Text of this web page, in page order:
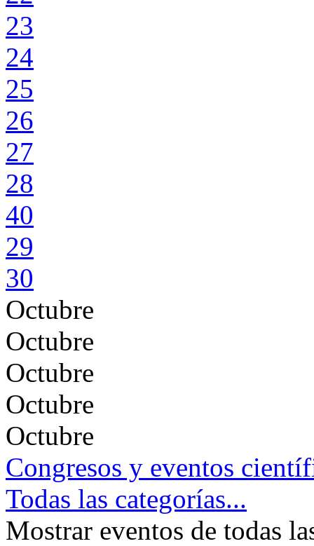
23
24
25
26
27
28
40
29
30
Octubre
Octubre
Octubre
Octubre
Octubre
Congresos y eventos
Todas las categorías...
Mostrar eventos de todas